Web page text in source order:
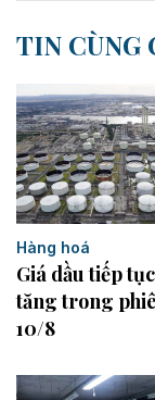
TIN CÙNG
Hàng hoá
Giá dầu tiếp
tăng trong
10/8